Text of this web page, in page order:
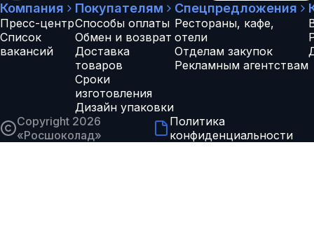
Компания
Пресс-центр
Список
вакансий
Покупателям
Способы оплаты
Обмен и возврат
Доставка
товаров
Сроки
изготовления
Дизайн упаковки
Спецпредложения
Рестораны, кафе,
отели
Отделам закупок
Рекламным агентствам
Copyright 2026
«Росшоколад»
Политика
конфиденциальности